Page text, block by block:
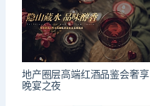
地产圈层高端红酒品鉴会奢享
晚宴之夜